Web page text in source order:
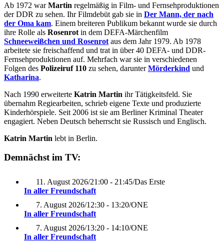
Ab 1972 warMartin regelmäßig in Film- und Fernsehproduktionen
der DDR zu sehen. Ihr Filmdebüt gab sie in Der Mann, der nach
der Oma kam. Einem breiteren Publikum bekannt wurde sie durch
ihre Rolle als Rosenrot in dem DEFA-Märchenfilm
Schneeweißchen und Rosenrot aus dem Jahr 1979. Ab 1978
arbeitete sie freischaffend und trat in über 40 DEFA- und DDR-
Fernsehproduktionen auf. Mehrfach war sie in verschiedenen
Folgen des Polizeiruf 110 zu sehen, darunterMörderkind und
Katharina.
Nach 1990 erweiterte Katrin Martin ihr Tätigkeitsfeld. Sie
übernahm Regiearbeiten, schrieb eigene Texte und produzierte
Kinderhörspiele. Seit 2006 ist sie am Berliner Kriminal Theater
engagiert. Neben Deutsch beherrscht sie Russisch und Englisch.
Katrin Martin lebt in Berlin.
Demnächst im TV:
11. August 2026/21:00 - 21:45/Das Erste
In aller Freundschaft
7. August 2026/12:30 - 13:20/ONE
In aller Freundschaft
7. August 2026/13:20 - 14:10/ONE
In aller Freundschaft